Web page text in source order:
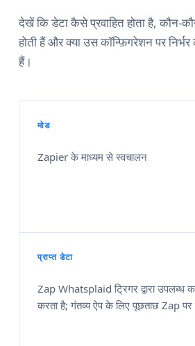
देखें कि डेटा कैसे प्रवाहित होता है, कौन-
होती हैं और क्या उस कॉन्फ़िगरेशन पर
हैं।
मोड
Zapier के माध्यम से स्वचालन
प्राप्त डेटा
Zap Whatsplaid ट्रिगर द्वारा उपलब्ध
करता है; गंतव्य ऐप के लिए पूछताछ Zap पर